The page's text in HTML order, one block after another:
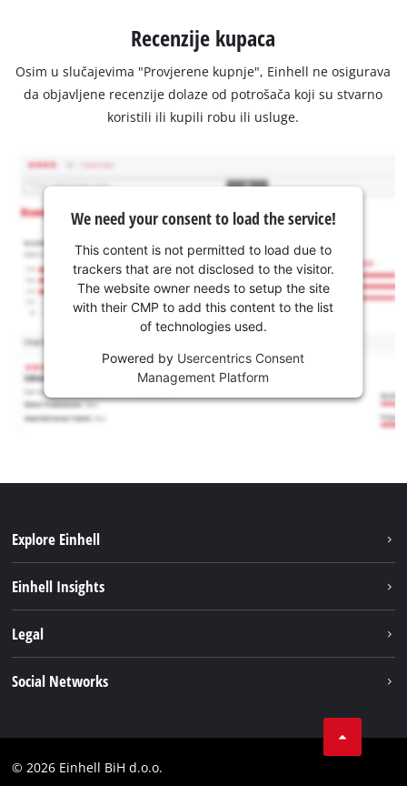
Recenzije kupaca
Osim u slučajevima "Provjerene kupnje", Einhell ne osigurava
da objavljene recenzije dolaze od potrošača koji su stvarno
koristili ili kupili robu ili usluge.
We need your consent to load the service!
This content is not permitted to load due to
trackers that are not disclosed to the visitor.
The website owner needs to setup the site
with their CMP to add this content to the list
of technologies used.
Powered by Usercentrics Consent
Management Platform
Explore Einhell
Usluge
Einhell Insights
Einhell globalno
Legal
Compliance
Social Networks
YouТube
© 2026 Einhell BiH d.o.o.